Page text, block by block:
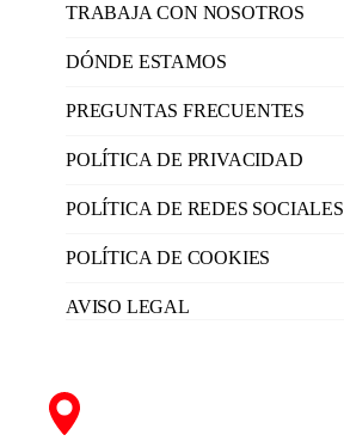
TRABAJA CON NOSOTROS
DÓNDE ESTAMOS
PREGUNTAS FRECUENTES
POLÍTICA DE PRIVACIDAD
POLÍTICA DE REDES SOCIALES
POLÍTICA DE COOKIES
AVISO LEGAL